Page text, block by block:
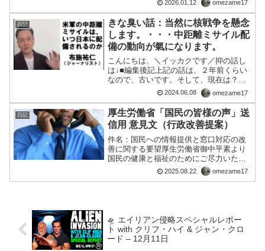
もたちにも伝わるよう優しく紐解いたナ
レーションです。歌詞に込められた、愛
情だけでは解決できない...
2026.01.12 omezame17
日記
きな臭い話：当然に核戦争を懸念
します。・・・中距離ミサイル配
備の動向が氣になります。
こんにちは、＼イッカクです／抑の話し
は↓■編集後記上記の話は、２年前くらい
なので、古いです。そして、現在は？和
多志は、「戦争」とは、「茶番」だと思
ってますので、すべての戦争は偽旗工作
から始まると考えます。それが、国家対
国家のように見せかける...
2024.06.08 omezame17
日記
厚生労働省「国民の皆様の声」送
信用 意見文（行政改善提案）
件名：国民への情報提供と窓口対応の改
善に関する要望厚生労働省御中平素より
国民の健康と福祉のためにご尽力いただ
き、誠にありがとうございます。私は、
ワクチン接種や感染症対策など、国民の
2025.08.22 omezame17
🛸 エイリアン侵略スペシャルレポー
ト with クリフ・ハイ & ジャン・クロ
ード – 12月11日